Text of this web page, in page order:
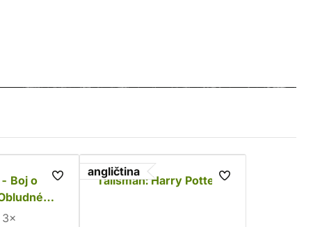
Boj o
3×
angličtina
Talisman: Harry Potter